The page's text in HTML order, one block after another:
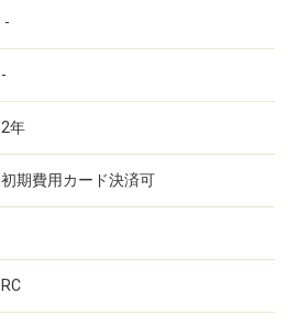
-
-
2年
初期費用カード決済可
RC